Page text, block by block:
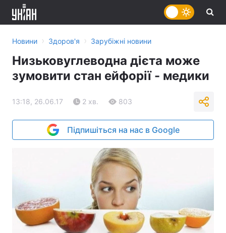
Новини › Здоров'я › Зарубіжні новини
Низьковуглеводна дієта може
зумовити стан ейфорії - медики
13:18, 26.06.17 2 хв. 803
Підпишіться на нас в Google